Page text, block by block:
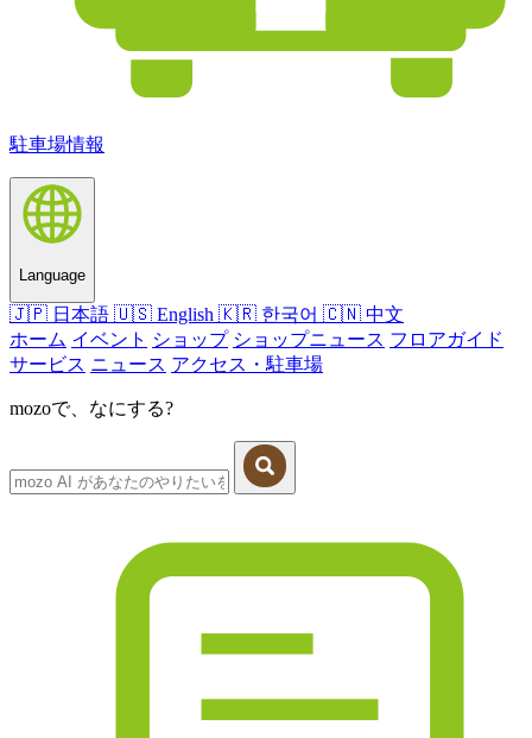
駐車場情報
Language
🇯🇵 日本語 🇺🇸 English 🇰🇷 한국어 🇨🇳 中文
ホーム イベント ショップ ショップニュース フロアガイド
サービス ニュース アクセス・駐車場
mozoで、なにする?